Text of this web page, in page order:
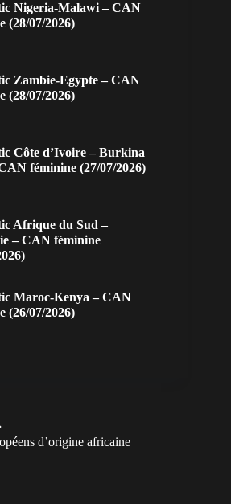
Nigeria-Malawi – CAN
(28/07/2026)
Zambie-Egypte – CAN
(28/07/2026)
Côte d’Ivoire – Burkina
féminine (27/07/2026)
Afrique du Sud –
– CAN féminine
Maroc-Kenya – CAN
(26/07/2026)
d’origine africaine